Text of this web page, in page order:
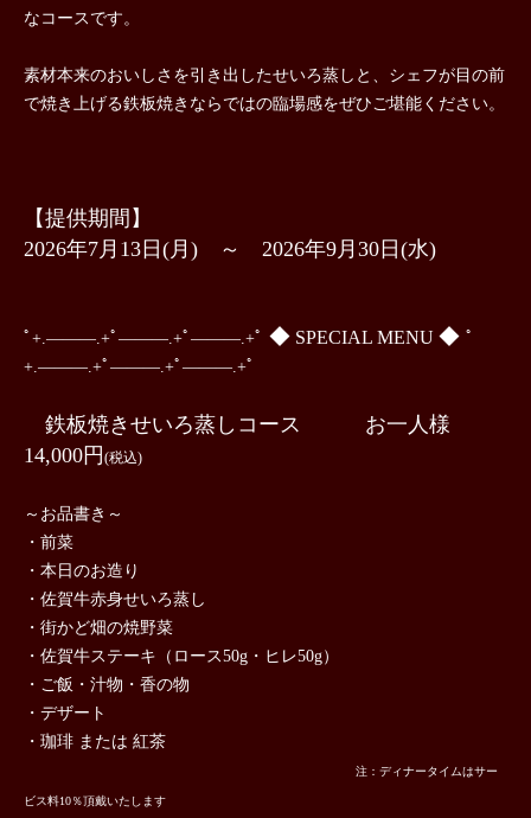
なコースです。
素材本来のおいしさを引き出したせいろ蒸しと、シェフが目の前
で焼き上げる鉄板焼きならではの臨場感をぜひご堪能ください。
【提供期間】
2026年7月13日(月) ～ 2026年9月30日(水)
ﾟ+.―――.+ﾟ―――.+ﾟ―――.+ﾟ ◆ SPECIAL MENU ◆ ﾟ
+.―――.+ﾟ―――.+ﾟ―――.+ﾟ
鉄板焼きせいろ蒸しコース お一人様
14,000円(税込)
～お品書き～
・前菜
・本日のお造り
・佐賀牛赤身せいろ蒸し
・街かど畑の焼野菜
・佐賀牛ステーキ（ ロース50g・ヒレ50g）
・ご飯・汁物・香の物
・デザート
・珈琲 または 紅茶
注：ディナータイムはサー
ビス料10％頂戴いたします